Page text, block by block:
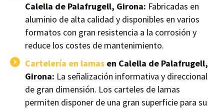
Calella de Palafrugell, Girona: Fabricadas en
aluminio de alta calidad y disponibles en varios
formatos con gran resistencia a la corrosión y
reduce los costes de mantenimiento.
Cartelería en lamas en Calella de Palafrugell,
Girona: La señalización informativa y direccional
de gran dimensión. Los carteles de lamas
permiten disponer de una gran superficie para su